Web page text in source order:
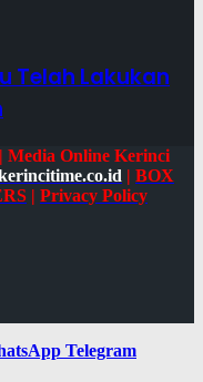
Telah Lakukan
Media Online Kerinci
| BOX
| Privacy Policy
Telegram